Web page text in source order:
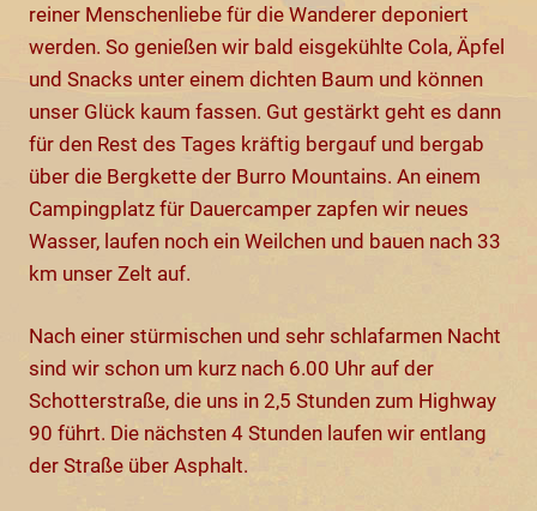
reiner Menschenliebe für die Wanderer deponiert
werden. So genießen wir bald eisgekühlte Cola, Äpfel
und Snacks unter einem dichten Baum und können
unser Glück kaum fassen. Gut gestärkt geht es dann
für den Rest des Tages kräftig bergauf und bergab
über die Bergkette der Burro Mountains. An einem
Campingplatz für Dauercamper zapfen wir neues
Wasser, laufen noch ein Weilchen und bauen nach 33
km unser Zelt auf.
Nach einer stürmischen und sehr schlafarmen Nacht
sind wir schon um kurz nach 6.00 Uhr auf der
Schotterstraße, die uns in 2,5 Stunden zum Highway
90 führt. Die nächsten 4 Stunden laufen wir entlang
der Straße über Asphalt.